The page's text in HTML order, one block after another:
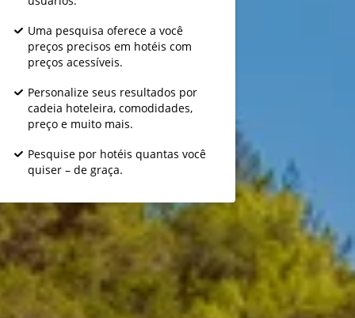
Uma pesquisa oferece a você
preços precisos em hotéis com
preços acessíveis.
Personalize seus resultados por
cadeia hoteleira, comodidades,
preço e muito mais.
Pesquise por hotéis quantas você
quiser – de graça.